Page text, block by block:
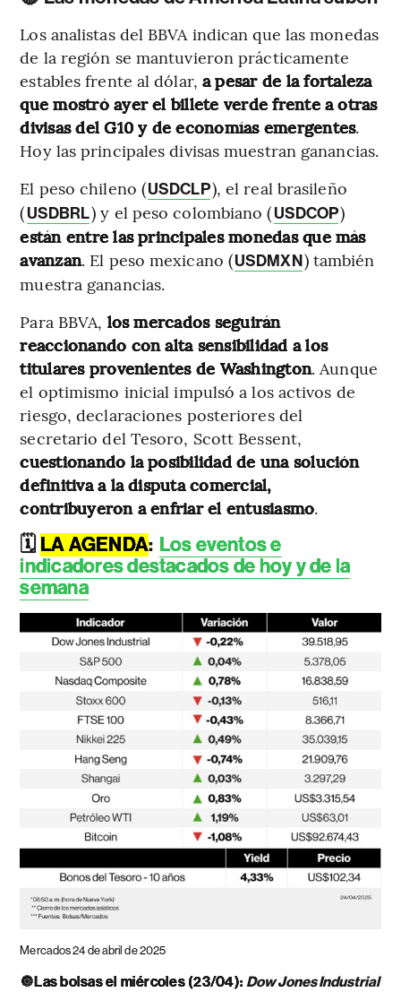
Los analistas del BBVA indican que las monedas
de la región se mantuvieron prácticamente
estables frente al dólar, a pesar de la fortaleza
que mostró ayer el billete verde frente a otras
divisas del G10 y de economías emergentes.
Hoy las principales divisas muestran ganancias.
El peso chileno (USDCLP), el real brasileño
(USDBRL) y el peso colombiano (USDCOP)
están entre las principales monedas que más
avanzan. El peso mexicano (USDMXN) también
muestra ganancias.
Para BBVA, los mercados seguirán
reaccionando con alta sensibilidad a los
titulares provenientes de Washington. Aunque
el optimismo inicial impulsó a los activos de
riesgo, declaraciones posteriores del
secretario del Tesoro, Scott Bessent,
cuestionando la posibilidad de una solución
definitiva a la disputa comercial,
contribuyeron a enfriar el entusiasmo.
🗓️ LA AGENDA: Los eventos e
indicadores destacados de hoy y de la
semana
Mercados 24 de abril de 2025
🔘Las bolsas el miércoles (23/04): Dow Jones Industrial